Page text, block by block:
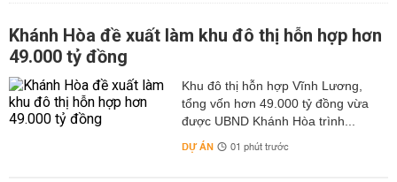
Khánh Hòa đề xuất làm khu đô thị hỗn hợp hơn
49.000 tỷ đồng
Khu đô thị hỗn hợp Vĩnh Lương,
tổng vốn hơn 49.000 tỷ đồng vừa
được UBND Khánh Hòa trình...
DỰ ÁN 01 phút trước